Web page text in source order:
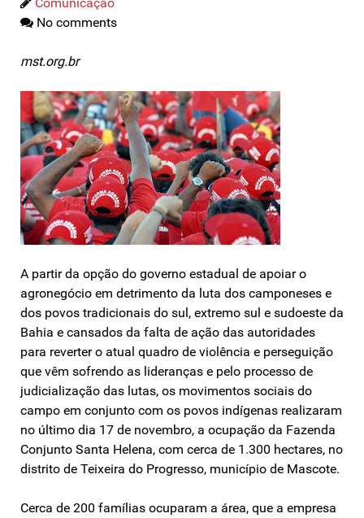
No comments
mst.org.br
A partir da opção do governo estadual de apoiar o
agronegócio em detrimento da luta dos camponeses e
dos povos tradicionais do sul, extremo sul e sudoeste da
Bahia e cansados da falta de ação das autoridades
para reverter o atual quadro de violência e perseguição
que vêm sofrendo as lideranças e pelo processo de
judicialização das lutas, os movimentos sociais do
campo em conjunto com os povos indígenas realizaram
no último dia 17 de novembro, a ocupação da Fazenda
Conjunto Santa Helena, com cerca de 1.300 hectares, no
distrito de Teixeira do Progresso, município de Mascote.
Cerca de 200 famílias ocuparam a área, que a empresa